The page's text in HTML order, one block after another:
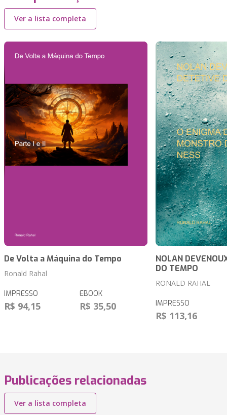
Ver a lista completa
De Volta a Máquina do Tempo
Ronald Rahal
IMPRESSO
R$ 94,15
EBOOK
R$ 35,50
NOLAN
DO TEMPO
RONALD RAHAL
IMPRESSO
R$ 113,16
Publicações relacionadas
Ver a lista completa